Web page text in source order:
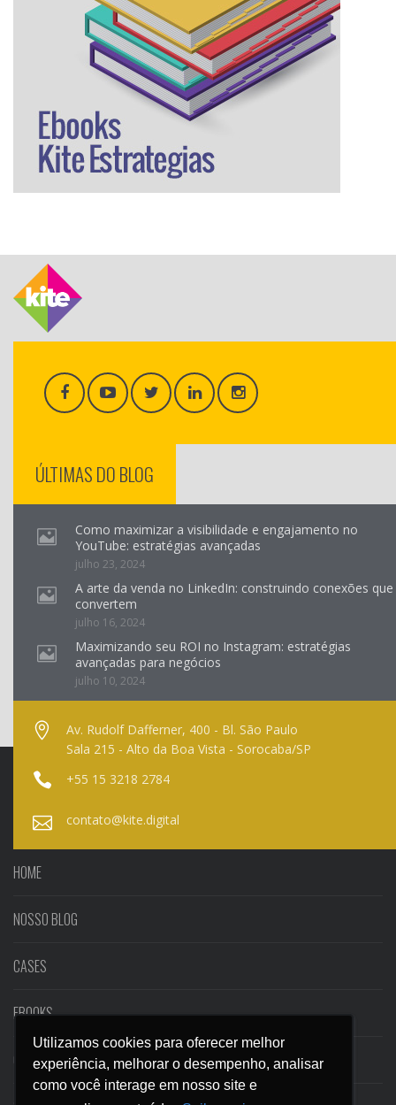
Utilizamos cookies para oferecer melhor
experiência, melhorar o desempenho, analisar
como você interage em nosso site e
Utilizamos cookies para oferecer melhor
experiência, melhorar o desempenho, analisar
como você interage em nosso site e
ÚLTIMAS DO BLOG
Como maximizar a visibilidade e engajamento no
YouTube: estratégias avançadas
julho 23, 2024
A arte da venda no LinkedIn: construindo conexões que
convertem
julho 16, 2024
Maximizando seu ROI no Instagram: estratégias
avançadas para negócios
julho 10, 2024
Av. Rudolf Dafferner, 400 - Bl. São Paulo
Sala 215 - Alto da Boa Vista - Sorocaba/SP
+55 15 3218 2784
contato@kite.digital
HOME
NOSSO BLOG
CASES
EBOOKS
CONTATO